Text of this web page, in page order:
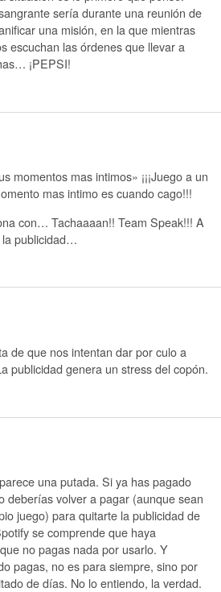
sería durante una reunión de
una misión, en la que mientras
escuchan las órdenes que llevar a
¡PEPSI!
momentos mas intimos» ¡¡¡Juego a un
mas intimo es cuando cago!!!
con… Tachaaaan!! Team Speak!!! A
publicidad…
de que nos intentan dar por culo a
publicidad genera un stress del copón.
una putada. Si ya has pagado
deberías volver a pagar (aunque sean
juego) para quitarte la publicidad de
se comprende que haya
no pagas nada por usarlo. Y
pagas, no es para siempre, sino por
de días. No lo entiendo, la verdad.